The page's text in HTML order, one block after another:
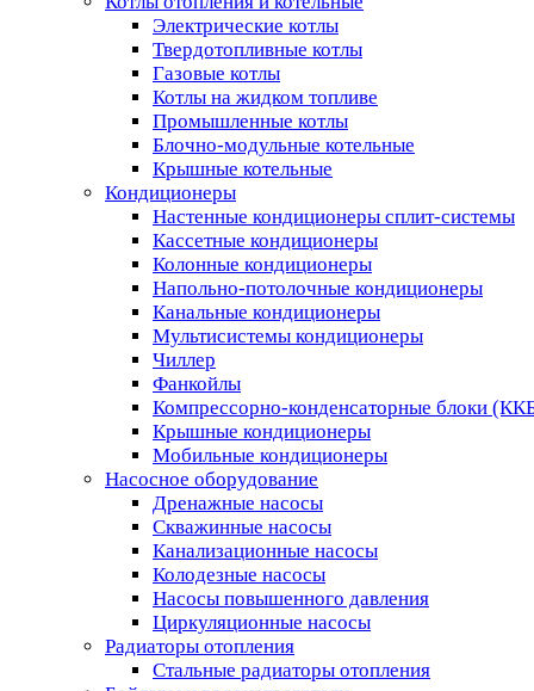
Электрические котлы
Твердотопливные котлы
Газовые котлы
Котлы на жидком топливе
Промышленные котлы
Блочно-модульные котельные
Крышные котельные
Кондиционеры
Настенные кондиционеры сплит-системы
Кассетные кондиционеры
Колонные кондиционеры
Напольно-потолочные кондиционеры
Канальные кондиционеры
Мультисистемы кондиционеры
Чиллер
Фанкойлы
Компрессорно-конденсаторные блоки
Крышные кондиционеры
Мобильные кондиционеры
Насосное оборудование
Дренажные насосы
Скважинные насосы
Канализационные насосы
Колодезные насосы
Насосы повышенного давления
Циркуляционные насосы
Радиаторы отопления
Стальные радиаторы отопления